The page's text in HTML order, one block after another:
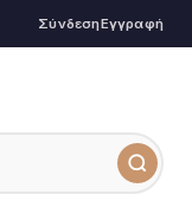
ΣύνδεσηΕγγραφή